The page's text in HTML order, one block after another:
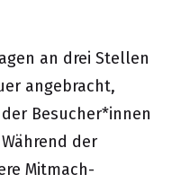
an drei Stellen
angebracht,
Besucher*innen
der
Mitmach-